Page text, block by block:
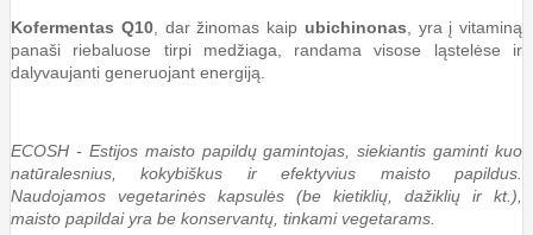
Kofermentas Q10, dar žinomas kaip ubichinonas , yra į vitaminą
panaši riebaluose tirpi medžiaga, randama visose ląstelėse ir
dalyvaujanti generuojant energiją.
ECOSH - Estijos maisto papildų gamintojas, siekiantis gaminti kuo
natūralesnius, kokybiškus ir efektyvius maisto papildus.
Naudojamos vegetarinės kapsulės (be kietiklių, dažiklių ir kt.),
maisto papildai yra be konservantų, tinkami vegetarams.